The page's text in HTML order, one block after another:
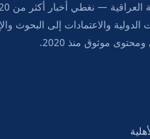
الدولية والاعتمادات إلى البحوث
موثوق منذ 2020.